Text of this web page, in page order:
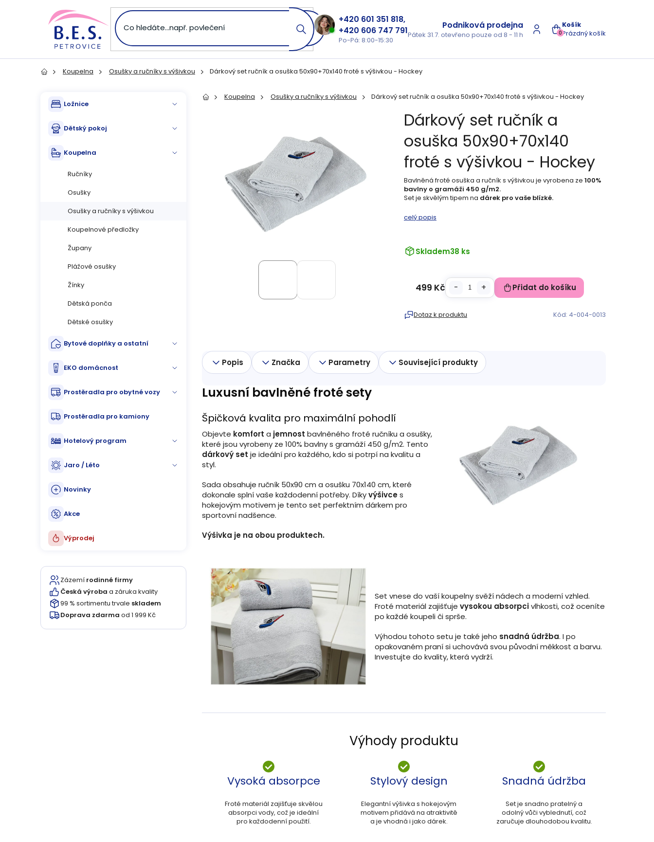
NÁKUPNÍ
Prázdný košík
0
601 351 818
606 747 791
Po-Pá: 8:00-15:30
Podniková prodejna
Pátek 31.7. otevřeno pouze od 8 - 11 h
Domů Koupelna Osušky a ručníky s výšivkou Dárkový set ručník a osuška 50x90+70x140 froté s výšivkou - Hockey
kategorieLožnice
Dětský pokoj
Koupelna
Ručníky
Osušky
Osušky a ručníky s výšivkou
Koupelnové předložky
Župany
Plážové osušky
Žínky
Dětská ponča
Dětské osušky
Bytové doplňky a ostatní
EKO domácnost
Prostěradla pro obytné vozy
Prostěradla pro kamiony
Hotelový program
Jaro / Léto
Novinky
Akce
Výprodej
Zázemí rodinné firmy
Česká výroba a záruka kvality
99 % sortimentu trvale skladem
Doprava zdarma od 1 999 Kč
Domů Koupelna Osušky a ručníky s výšivkou Dárkový set ručník a osuška 50x90+70x140 froté s výšivkou - Hockey
Skladem38 ks
Bavlněná froté osuška a ručník s výšivkou je vyrobena ze 100%
bavlny o gramáži 450 g/m2.
Set je skvělým tipem na dárek pro vaše blízké.
celý popis
Dotaz k produktu Kód: 4-004-0013
Dárkový set ručník a
osuška 50x90+70x140
froté s výšivkou - Hockey
499 Kč Přidat do košíku
Popis Značka Parametry Související produkty
Luxusní bavlněné froté sety
Špičková kvalita pro maximální pohodlí
Objevte komfort a jemnost bavlněného froté ručníku a osušky,
které jsou vyrobeny ze 100% bavlny s gramáží 450 g/m2. Tento
dárkový set je ideální pro každého, kdo si potrpí na kvalitu a
styl.
Sada obsahuje ručník 50x90 cm a osušku 70x140 cm, které
dokonale splní vaše každodenní potřeby. Díkyvýšivces
hokejovým motivem je tento set perfektním dárkem pro
sportovní nadšence.
Výšivka je na obou produktech.
Set vnese do vaší koupelny svěží nádech a moderní vzhled.
Froté materiál zajišťuje vysokou absorpcivlhkosti, což oceníte
po každé koupeli či sprše.
Výhodou tohoto setu je také jeho snadná údržba. I po
opakovaném praní si uchovává svou původní měkkost a barvu.
Investujte do kvality, která vydrží.
Výhody produktu
Vysoká absorpce
Froté materiál zajišťuje skvělou
absorpci vody, což je ideální
pro každodenní použití.
Stylový design
Elegantní výšivka s hokejovým
motivem přidává na atraktivitě
a je vhodná i jako dárek.
Snadná údržba
Set je snadno pratelný a
odolný vůči vyblednutí, což
zaručuje dlouhodobou kvalitu.